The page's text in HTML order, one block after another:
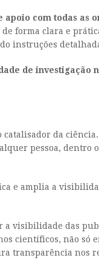
apoio com todas as
de forma clara e
instruções
de investigação
catalisador da
pessoa, dentro
e amplia a
visibilidade das
científicos, não só
transparência nos